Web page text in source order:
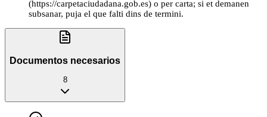
(https://carpetaciudadana.gob.es) o per carta; si et demanen
subsanar, puja el que falti dins de termini.
Documentos necesarios
8